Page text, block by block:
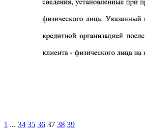
1 ... 34 35 36 37 38 39